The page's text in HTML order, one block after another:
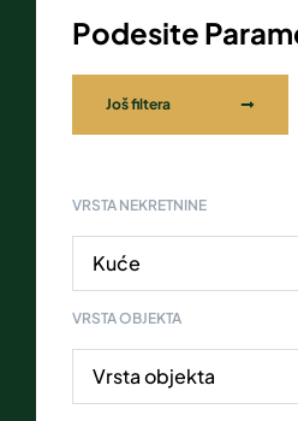
Podesite
Još filtera
VRSTA NEKRETNINE
VRSTA OBJEKTA